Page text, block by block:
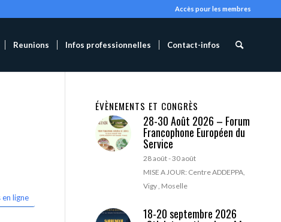
Accès pour les membres
Reunions Infos professionnelles Contact-infos
ligne
ÉVÈNEMENTS ET CONGRÈS
28-30 Août 2026 – Forum
Francophone Européen du
Service
28 août-30 août
MISE A JOUR: Centre ADDEPPA,
Vigy , Moselle
18-20 septembre 2026